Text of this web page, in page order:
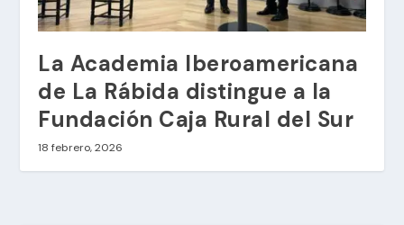
La Academia Iberoamericana
de La Rábida distingue a la
Fundación Caja Rural del Sur
18 febrero, 2026